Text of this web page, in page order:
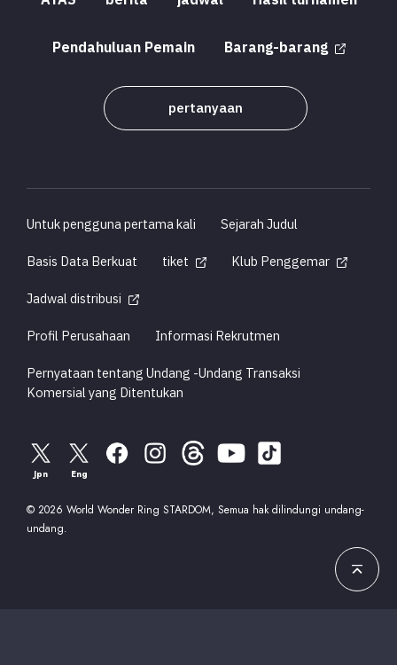
Pendahuluan Pemain Barang-barang
pertanyaan
Untuk pengguna pertama kali
Sejarah Judul
Basis Data Berkuat
tiket
Klub Penggemar
Jadwal distribusi
Profil Perusahaan
Informasi Rekrutmen
Pernyataan tentang Undang -Undang Transaksi
Komersial yang Ditentukan
Jpn Eng
© 2026 World Wonder Ring STARDOM, Semua hak dilindungi undang-
undang.